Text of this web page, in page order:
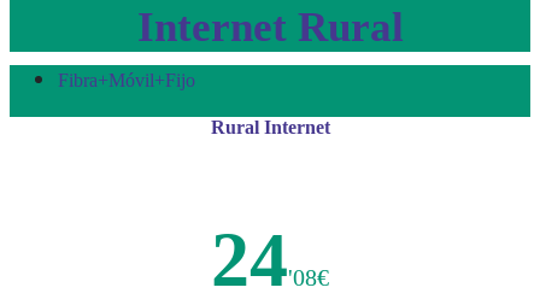
Internet Rural
Fibra+Móvil+Fijo
Rural Internet
24'08€